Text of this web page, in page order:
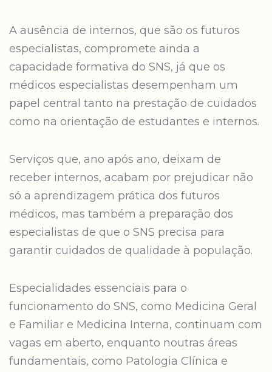
A ausência de internos, que são os futuros
especialistas, compromete ainda a
capacidade formativa do SNS, já que os
médicos especialistas desempenham um
papel central tanto na prestação de cuidados
como na orientação de estudantes e internos.
Serviços que, ano após ano, deixam de
receber internos, acabam por prejudicar não
só a aprendizagem prática dos futuros
médicos, mas também a preparação dos
especialistas de que o SNS precisa para
garantir cuidados de qualidade à população.
Especialidades essenciais para o
funcionamento do SNS, como Medicina Geral
e Familiar e Medicina Interna, continuam com
vagas em aberto, enquanto noutras áreas
fundamentais, como Patologia Clínica e